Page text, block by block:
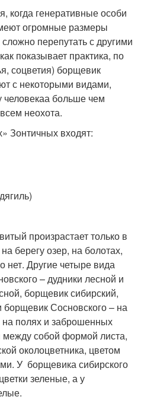
когда генеративные особи
огромные размеры
перепутать с другими
показывает практика, по
соцветия) борщевик
с некоторыми видами,
человекаа больше чем
неохота.
Зонтичных входят:
произрастает только в
берегу озер, на болотах,
нет. Другие четыре вида
– дудники лесной и
борщевик сибирский,
борщевик Сосновского – на
полях и заброшенных
собой формой листа,
околоцветника, цветом
У борщевика сибирского
зеленые, а у